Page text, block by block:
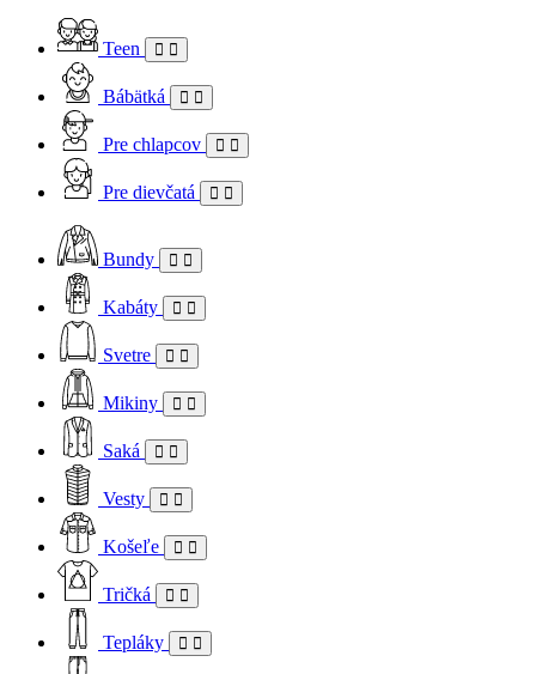
Teen
Bábätká
Pre chlapcov
Pre dievčatá
Bundy
Kabáty
Svetre
Mikiny
Saká
Vesty
Košeľe
Tričká
Tepláky